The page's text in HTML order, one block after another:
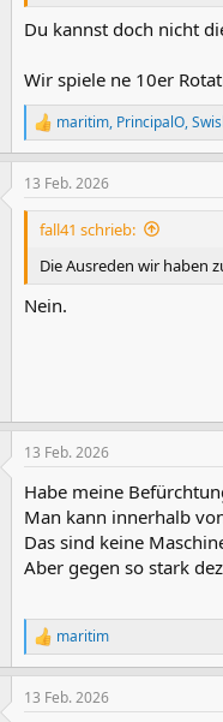
Du kannst doch nicht
Wir spiele ne 10er
R
e
a
k
t
e
n
maritim, PrincipalO,
13 Feb. 2026
fall41 schrieb:
Die Ausreden wir haben
Nein.
13 Feb. 2026
Habe meine
Man kann innerhalb
Das sind keine
Aber gegen so stark
R
e
a
k
maritim
13 Feb. 2026